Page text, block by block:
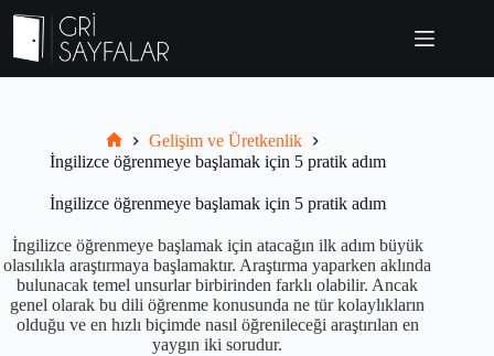
content
Grisayfalar.com
Gelişim ve Üretkenlik
İngilizce öğrenmeye başlamak için 5 pratik adım
İngilizce öğrenmeye başlamak için 5 pratik adım
İngilizce öğrenmeye başlamak için atacağın ilk adım büyük
olasılıkla araştırmaya başlamaktır. Araştırma yaparken aklında
bulunacak temel unsurlar birbirinden farklı olabilir. Ancak
genel olarak bu dili öğrenme konusunda ne tür kolaylıkların
olduğu ve en hızlı biçimde nasıl öğrenileceği araştırılan en
yaygın iki sorudur.